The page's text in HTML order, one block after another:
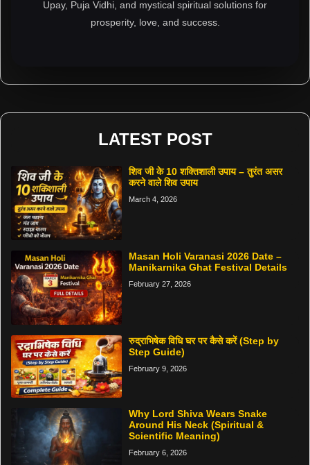
Upay, Puja Vidhi, and mystical spiritual solutions for
prosperity, love, and success.
LATEST POST
शिव जी के 10 शक्तिशाली उपाय – तुरंत असर
करने वाले शिव उपाय
March 4, 2026
Masan Holi Varanasi 2026 Date –
Manikarnika Ghat Festival Details
February 27, 2026
रुद्राभिषेक विधि घर पर कैसे करें (Step by
Step Guide)
February 9, 2026
Why Lord Shiva Wears Snake
Around His Neck (Spiritual &
Scientific Meaning)
February 6, 2026